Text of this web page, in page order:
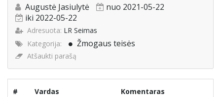
Augustė Jasiulytė
nuo 2021-05-22
iki 2022-05-22
Adresuota: LR Seimas
Kategorija:
Žmogaus teisės
Atšaukti parašą
# Vardas Komentaras